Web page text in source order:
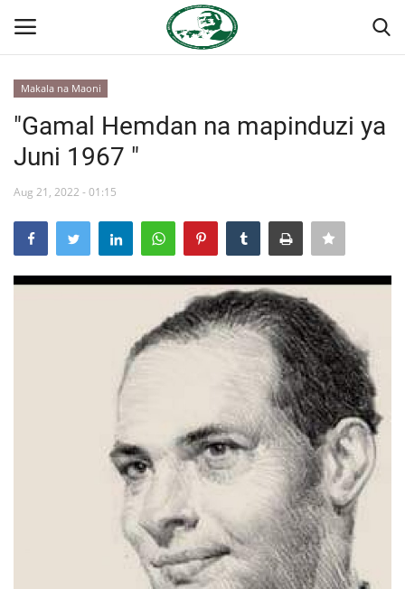
Nyumba
Jukwaa la Nasser la Kimataifa
Urithi wa Nasser
Harakati ya Nasser kwa Vijana
Kanuni na Masharti ya Udhamini wa
Makala na Maoni
"Gamal Hemdan na mapinduzi ya
Juni 1967 "
Aug 21, 2022 - 01:15